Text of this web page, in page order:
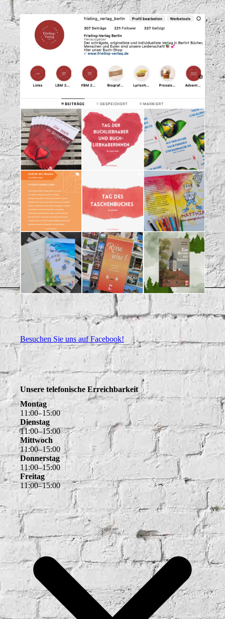
Besuchen Sie uns auf Facebook!
Unsere telefonische Erreichbarkeit
Montag
11 :00–15:00
Dienstag
11:00–15:00
Mittwoch
11 :00–15:00
Donnerstag
11:00–15:00
Freitag
11:00–15:00